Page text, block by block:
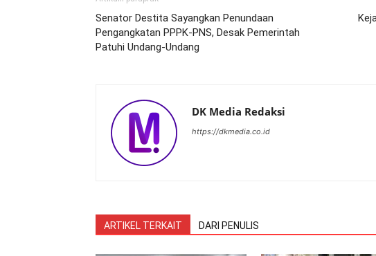
Senator Destita Sayangkan Penundaan
Pengangkatan PPPK-PNS, Desak Pemerintah
Patuhi Undang-Undang
DK Media Redaksi
https://dkmedia.co.id
ARTIKEL TERKAIT DARI PENULIS